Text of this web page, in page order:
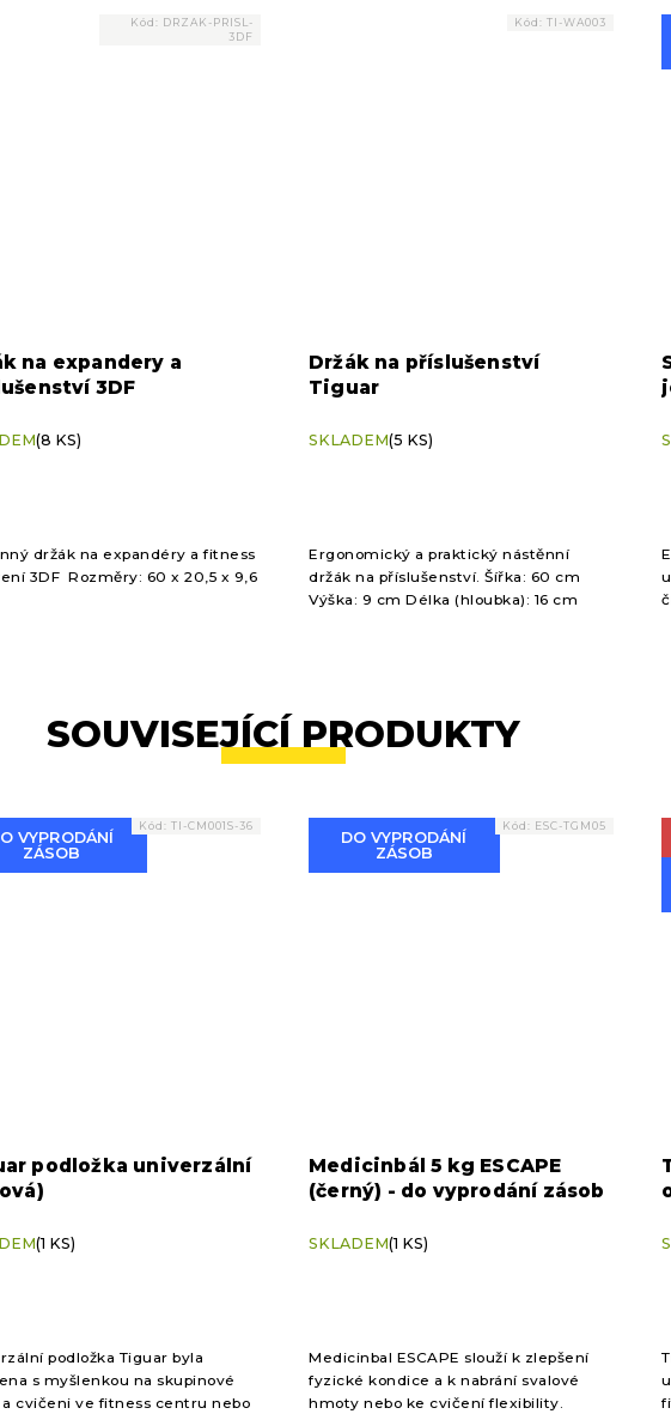
na expandery a
3DF
(8 KS)
držák na expandéry a fitness
3DF Rozměry: 60 x 20,5 x 9,6
Kód: DRZAK-PRISL-
3DF
Držák na příslušenství
Tiguar
SKLADEM(5 KS)
Ergonomický a praktický nástěnní
držák na příslušenství. Šířka: 60 cm
Výška: 9 cm Délka (hloubka): 16 cm
Kód: TI-WA003
SOUVISEJÍCÍ PRODUKTY
VYPRODÁNÍ
ZÁSOB
podložka univerzální
(1 KS)
podložka Tiguar byla
s myšlenkou na skupinové
cvičeni ve fitness centru nebo
Kód: TI-CM001S-36
DO VYPRODÁNÍ
ZÁSOB
Medicinbál 5 kg ESCAPE
(černý) - do vyprodání zásob
SKLADEM(1 KS)
Medicinbal ESCAPE slouží k zlepšení
fyzické kondice a k nabrání svalové
hmoty nebo ke cvičení flexibility.
Kód: ESC-TGM05